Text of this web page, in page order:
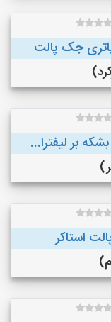
باتری جک پالت
بر لیفترا...
استاکر